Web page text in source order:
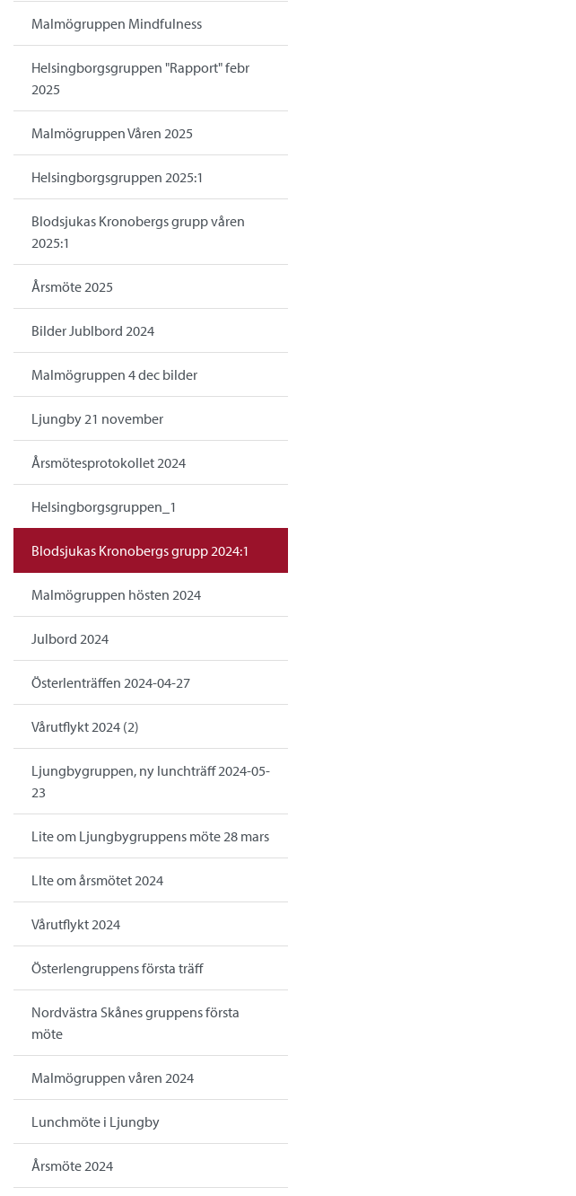
Malmögruppen Mindfulness
Helsingborgsgruppen "Rapport" febr
2025
Malmögruppen Våren 2025
Helsingborgsgruppen 2025:1
Blodsjukas Kronobergs grupp våren
2025:1
Årsmöte 2025
Bilder Jublbord 2024
Malmögruppen 4 dec bilder
Ljungby 21 november
Årsmötesprotokollet 2024
Helsingborgsgruppen_1
Blodsjukas Kronobergs grupp 2024:1
Malmögruppen hösten 2024
Julbord 2024
Österlenträffen 2024-04-27
Vårutflykt 2024 (2)
Ljungbygruppen, ny lunchträff 2024-05-
23
Lite om Ljungbygruppens möte 28 mars
LIte om årsmötet 2024
Vårutflykt 2024
Österlengruppens första träff
Nordvästra Skånes gruppens första
möte
Malmögruppen våren 2024
Lunchmöte i Ljungby
Årsmöte 2024